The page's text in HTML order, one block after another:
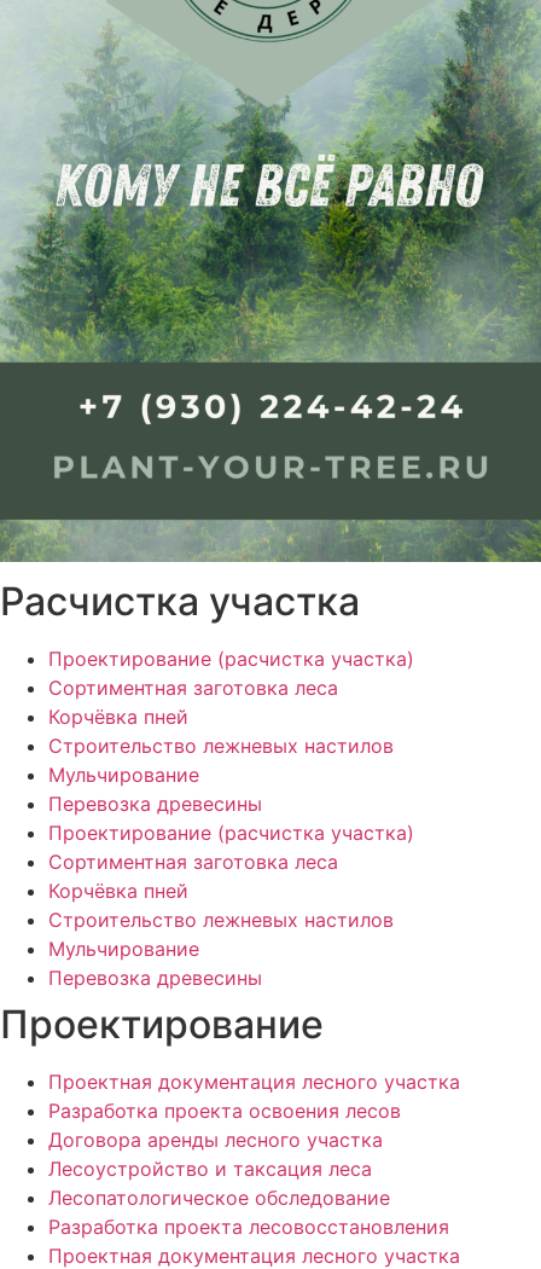
Расчистка участка
Проектирование (расчистка участка)
Сортиментная заготовка леса
Корчёвка пней
Строительство лежневых настилов
Мульчирование
Перевозка древесины
Проектирование (расчистка участка)
Сортиментная заготовка леса
Корчёвка пней
Строительство лежневых настилов
Мульчирование
Перевозка древесины
Проектирование
Проектная документация лесного участка
Разработка проекта освоения лесов
Договора аренды лесного участка
Лесоустройство и таксация леса
Лесопатологическое обследование
Разработка проекта лесовосстановления
Проектная документация лесного участка